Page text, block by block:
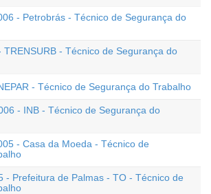
- Petrobrás - Técnico de Segurança do
TRENSURB - Técnico de Segurança do
- Técnico de Segurança do Trabalho
- INB - Técnico de Segurança do
- Casa da Moeda - Técnico de
- Prefeitura de Palmas - TO - Técnico de